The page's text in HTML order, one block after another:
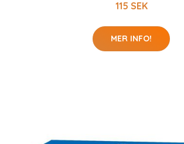
115 SEK
MER INFO!